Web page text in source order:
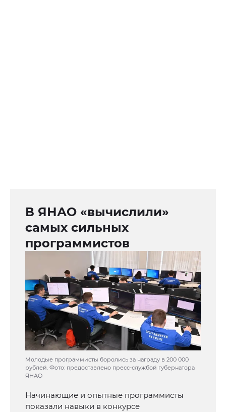
В ЯНАО «вычислили»
самых сильных
программистов
Молодые программисты боролись за награду в 200 000
рублей. Фото: предоставлено пресс-службой губернатора
ЯНАО
Начинающие и опытные программисты
показали навыки в конкурсе